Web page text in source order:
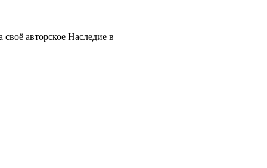
авторское Наследие в